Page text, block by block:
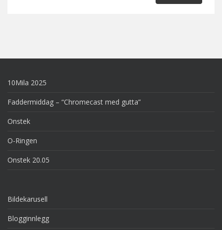
10Mila 2025
Faddermiddag – “Chromecast med gutta”
Onstek
O-Ringen
Onstek 20.05
Bildekarusell
Blogginnlegg